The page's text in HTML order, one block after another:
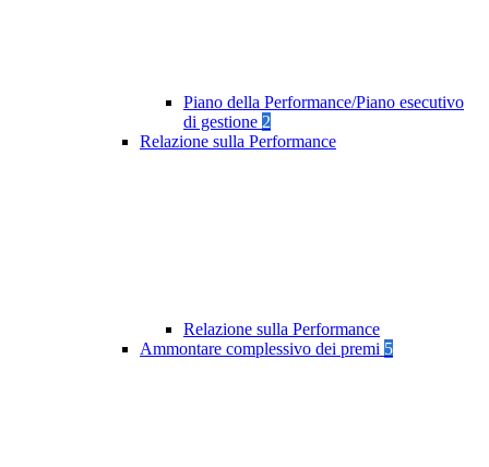
Piano della Performance/Piano esecutivo
di gestione 2
Relazione sulla Performance
Relazione sulla Performance
Ammontare complessivo dei premi 5